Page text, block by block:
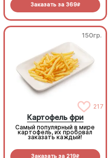
Заказать за 369R
150гр.
217
Картофель фри
Самый популярный в мире
картофель, их пробовал
заказать каждый!
Заказать за 219R